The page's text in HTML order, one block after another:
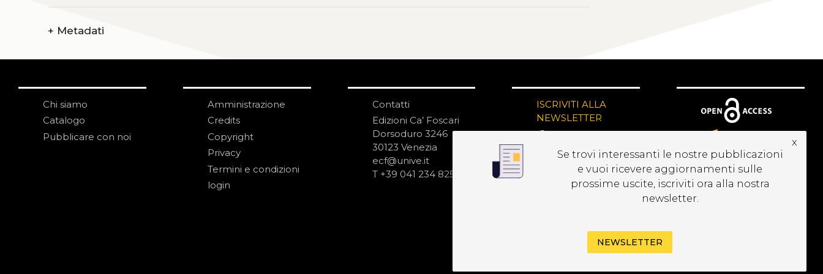
+ Metadati
Chi siamo
Catalogo
Pubblicare con noi
Amministrazione
Credits
Copyright
Privacy
Termini e condizioni
login
Contatti
Edizioni Ca’ Foscari
Dorsoduro 3246
30123 Venezia
ecf@unive.it
T +39 041 234 8250
ISCRIVITI ALLA
NEWSLETTER
Se trovi interessanti le nostre pubblicazioni
e vuoi ricevere aggiornamenti sulle
prossime uscite, iscriviti ora alla nostra
newsletter.
x
NEWSLETTER